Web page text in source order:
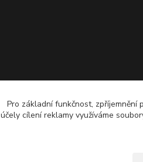
Pro základní funkčnost,
účely cílení reklamy využíváme